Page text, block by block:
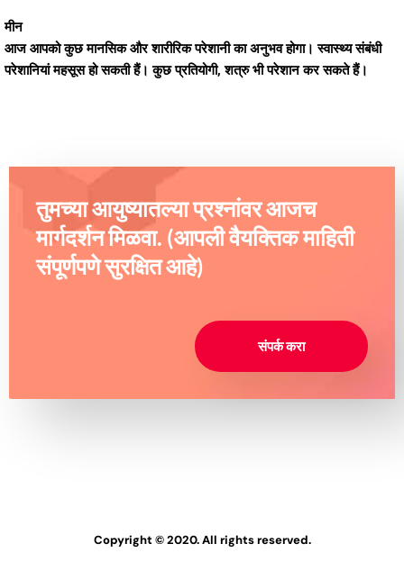
मीन
आज आपको कुछ मानसिक और शारीरिक परेशानी का अनुभव होगा। स्वास्थ्य संबंधी
परेशानियां महसूस हो सकती हैं। कुछ प्रतियोगी, शत्रु भी परेशान कर सकते हैं।
तुमच्या आयुष्यातल्या प्रश्नांवर आजच
मार्गदर्शन मिळवा. (आपली वैयक्तिक माहिती
संपूर्णपणे सुरक्षित आहे)
संपर्क करा
Copyright © 2020. All rights reserved.